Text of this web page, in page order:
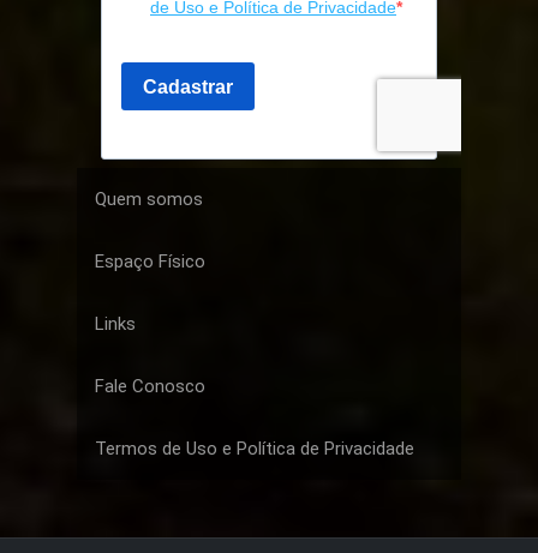
Quem somos
Espaço Físico
Links
Fale Conosco
Termos de Uso e Política de Privacidade